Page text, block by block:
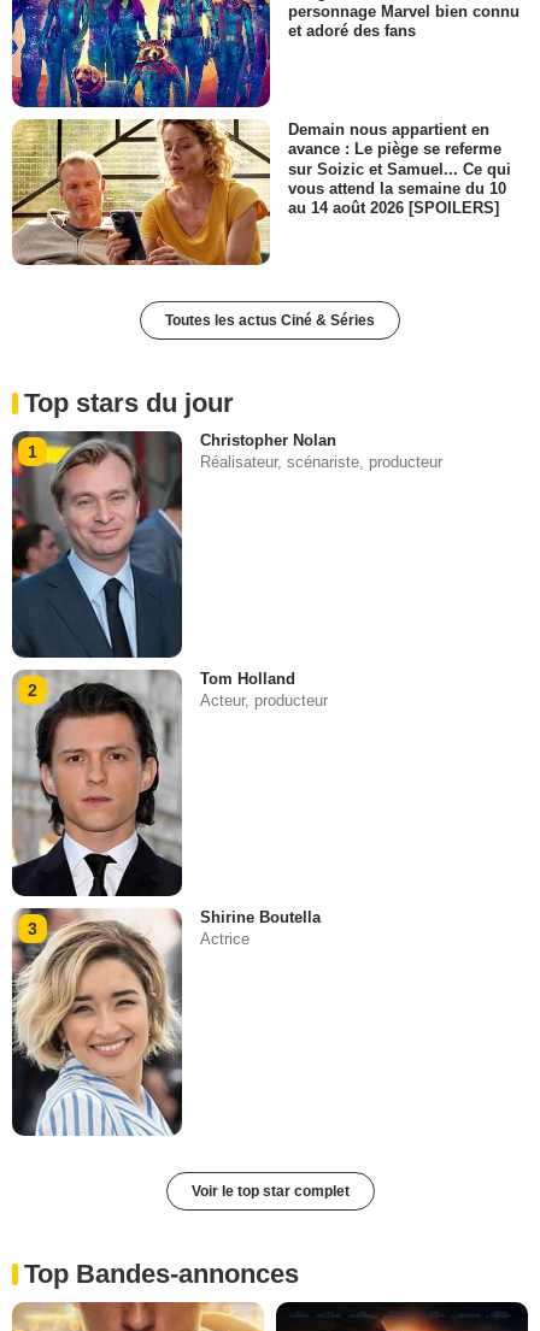
personnage Marvel bien connu
et adoré des fans
Demain nous appartient en
avance : Le piège se referme
sur Soizic et Samuel... Ce qui
vous attend la semaine du 10
au 14 août 2026 [SPOILERS]
Toutes les actus Ciné & Séries
Top stars du jour
1
Christopher Nolan
Réalisateur, scénariste, producteur
2
Tom Holland
Acteur, producteur
3
Shirine Boutella
Actrice
Voir le top star complet
Top Bandes-annonces